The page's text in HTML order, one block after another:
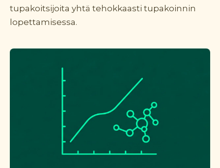
tupakoitsijoita yhtä tehokkaasti tupakoinnin
lopettamisessa.